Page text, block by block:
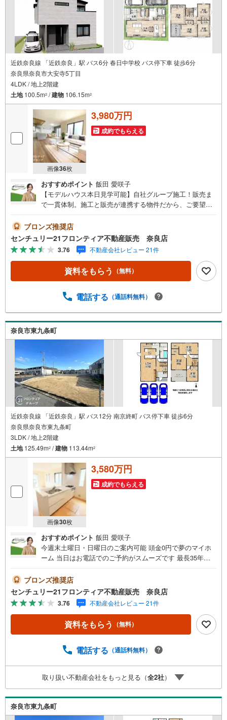
近鉄奈良線 「近鉄奈良」駅 バス6分 春日中学校 バス停下車 徒歩6分
奈良県奈良市大安寺5丁目
4LDK / 地上2階建
土地100.5m2 /建物 106.15m2
画像36枚
3,980万円
成約でもらえる
おすすめポイント 飯田 愛咲子
【モデルハウス本日見学可能】自社グループ施工！販売ま
で一貫体制。施工と販売が連携する物件だから、ご要望に
ない家づくり。～自社ブランド物件:建売価格で「理想」を
諦めない住まい～■なぜ建売価格で「理想」が叶うのか？施
工から販売までグループ内で完結させることで中間コスト
を徹底カット。その分を「広さ」と「性能」に還元しまし
た。・諦めない「広さ」:33坪標準。一般的な建売より「6
畳1間分」広い設計を実現。・諦めない「性能」:ZEH基準
の理想」も諦めない。専属FPによる無料相談教育費や老後
ョンを作成します。「最適な銀行は？」「今の年収で大丈
夫？」といった疑問から住宅ローンの最大活用まで、家計
を守る具体的なプランをご提案。「自分らしい家」と「安
心できる将来」。どちらもフロンティアで叶えませんか？
当日の現地見学・FP相談も受付中です！
ブロンズ推奨店
センチュリー21フロンティア不動産販売 奈良店
3.76 不動産会社レビュー 21件
資料をもらう （無料）
電話する （通話料無料）
奈良市東九条町
近鉄奈良線 「近鉄奈良」駅 バス12分 南京終町 バス停下車 徒歩6分
奈良県奈良市東九条町
3LDK / 地上2階建
土地125.49m2 /建物 113.44m2
画像30枚
3,580万円
成約でもらえる
おすすめポイント 飯田 愛咲子
今週末土曜日・日曜日のご案内可能 頭金0円で夢のマイホ
ーム 当日はお電話でのご予約がスムーズです 最長35年の
奈良駅」バス12分「南京終町」停歩6分（480m）・JR桜井
線「京終駅」歩19分（1520m）・大安寺小学校歩13分（10
10m）・春日中学校歩17分（1340m） 特徴・住宅性能評価
5分野7項目で最も高い等級取得を標準化！最長35年の定期
点検・長期保証で安心・駐車3台/ワイドバルコニー/パント
リー/ウォークインクローゼット2ヶ所 弊社が選ばれる理由
金計画をサポート！2.買い替えなどにも対応できる売却専
も低金利になるように審査が可能！4.物件のお引渡し後に
必要になったお家のリフォームも弊社のリフォームプラン
ナーがご提案！5.定期的にご連絡を繋ぎ、有事の際に迅速
にサポートいたしますお気軽にお問合せください！
ブロンズ推奨店
センチュリー21フロンティア不動産販売 奈良店
3.76 不動産会社レビュー 21件
資料をもらう （無料）
電話する （通話料無料）
取り扱い不動産会社をもっと見る（全2社）
奈良市東九条町